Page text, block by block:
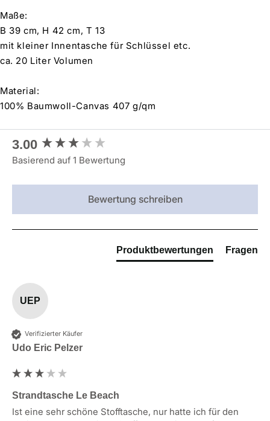
Maße:
B 39 cm, H 42 cm, T 13
mit kleiner Innentasche für Schlüssel etc.
ca. 20 Liter Volumen
Material:
100% Baumwoll-Canvas 407 g/qm
3.00
Basierend auf 1 Bewertung
Bewertung schreiben
Produktbewertungen Fragen
UEP
Verifizierter Käufer
Udo Eric Pelzer
Strandtasche Le Beach
Ist eine sehr schöne Stofftasche, nur hatte ich für den
New content loaded